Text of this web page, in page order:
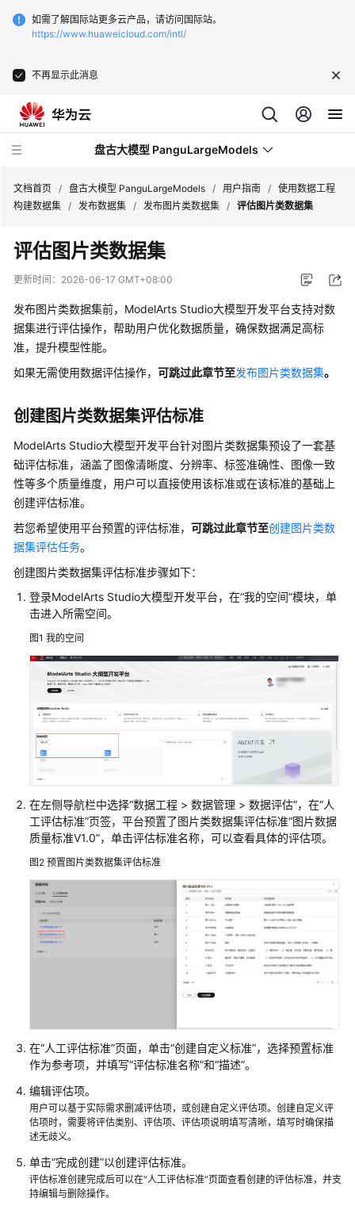
如需了解国际站更多云产品，请访问国际站。
https://www.huaweicloud.com/intl/
不再显示此消息
盘古大模型 PanguLargeModels
最
新
动
产
品
绍
计
说
明
快
速
入
门
用
户
南
盘
大
模
型
使
用
流
程
准
备
工
作
场
查
看
模
型
使
用
数
文档首页 / 盘古大模型 PanguLargeModels / 用户指南 / 使用数据工程
构建数据集 / 发布数据集 / 发布图片类数据集 / 评估图片类数据集
评估图片类数据集
更新时间： 2026-06-17 GMT+08:00
发布图片类数据集前，ModelArts Studio大模型开发平台支持对数
据集进行评估操作，帮助用户优化数据质量，确保数据满足高标
准，提升模型性能。
如果无需使用数据评估操作， 可跳过此章节至发布图片类数据集。
创建图片类数据集评估标准
ModelArts Studio大模型开发平台针对图片类数据集预设了一套基
础评估标准，涵盖了图像清晰度、分辨率、标签准确性、图像一致
性等多个质量维度，用户可以直接使用该标准或在该标准的基础上
创建评估标准。
若您希望使用平台预置的评估标准， 可跳过此章节至创建图片类数
据集评估任务。
创建图片类数据集评估标准步骤如下：
登录ModelArts Studio大模型开发平台，在“我的空间”模块，单
击进入所需空间。
图1 我的空间
在左侧导航栏中选择“数据工程 > 数据管理 > 数据评估”，在“人
工评估标准”页签，平台预置了图片类数据集评估标准“图片数据
质量标准V1.0”，单击评估标准名称，可以查看具体的评估项。
图2 预置图片类数据集评估标准
在“人工评估标准”页面，单击“创建自定义标准”，选择预置标准
作为参考项，并填写“评估标准名称”和“描述”。
编辑评估项。
用户可以基于实际需求删减评估项，或创建自定义评估项。创建自定义评
估项时，需要将评估类别、评估项、评估项说明填写清晰，填写时确保描
述无歧义。
单击“完成创建”以创建评估标准。
评估标准创建完成后可以在“人工评估标准”页面查看创建的评估标准，并支
持编辑与删除操作。